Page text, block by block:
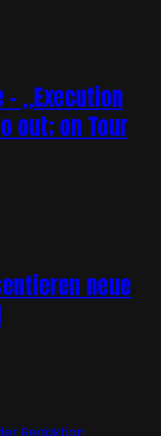
„Execution
out; on Tour
neue
Redaktion